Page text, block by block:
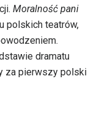
Moralność pani
polskich teatrów,
dramatu
za pierwszy polski